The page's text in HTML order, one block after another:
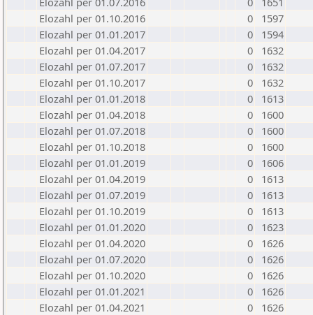
Elozahl per 01.10.2016
0
1597
Elozahl per 01.01.2017
0
1594
Elozahl per 01.04.2017
0
1632
Elozahl per 01.07.2017
0
1632
Elozahl per 01.10.2017
0
1632
Elozahl per 01.01.2018
0
1613
Elozahl per 01.04.2018
0
1600
Elozahl per 01.07.2018
0
1600
Elozahl per 01.10.2018
0
1600
Elozahl per 01.01.2019
0
1606
Elozahl per 01.04.2019
0
1613
Elozahl per 01.07.2019
0
1613
Elozahl per 01.10.2019
0
1613
Elozahl per 01.01.2020
0
1623
Elozahl per 01.04.2020
0
1626
Elozahl per 01.07.2020
0
1626
Elozahl per 01.10.2020
0
1626
Elozahl per 01.01.2021
0
1626
Elozahl per 01.04.2021
0
1626